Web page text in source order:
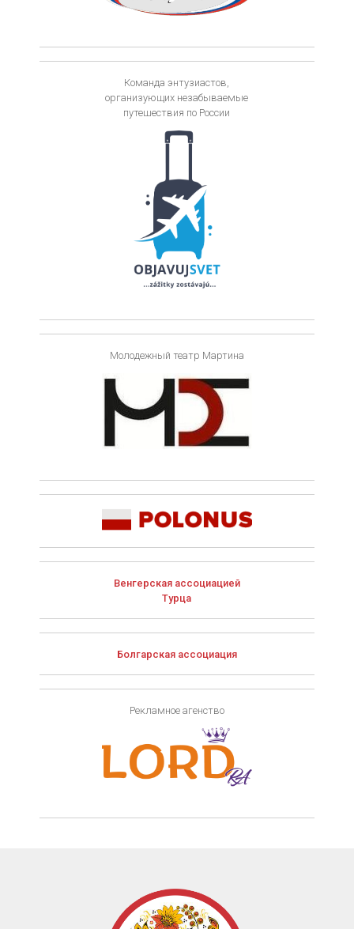
Команда энтузиастов,
организующих незабываемые
путешествия по России
Молодежный театр Мартина
Венгерская ассоциацией
Турца
Болгарская ассоциация
Рекламное агенство